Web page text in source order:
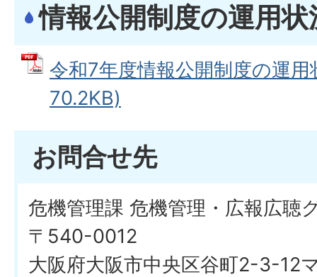
情報公開制度の運用状
令和7年度情報公開制度の運
70.2KB)
お問合せ先
危機管理課 危機管理・広報広聴
〒540-0012
大阪府大阪市中央区谷町2-3-12